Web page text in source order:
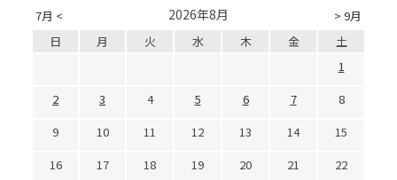
7月 < > 9月
2026年8月
日 月 火 水 木 金
土
1
2
3 4 5 6 7
8
9
10 11 12 13 14
15
16
17 18 19 20 21
22